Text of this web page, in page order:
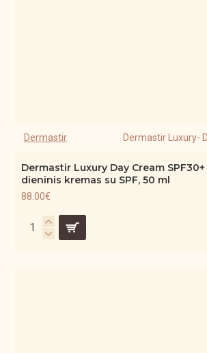
Dermastir Dermastir Luxury-
Dermastir Luxury Day Cream
dieninis kremas su SPF, 50 ml
88.00€